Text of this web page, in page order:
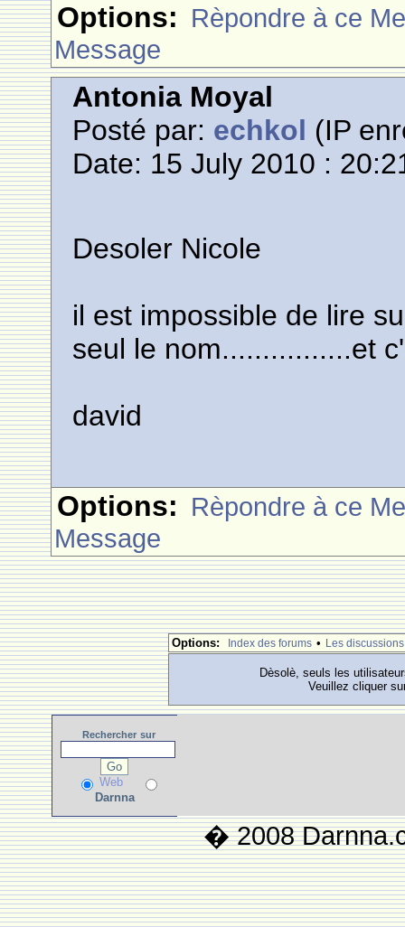
Options: Rèpondre à ce
Message
Antonia Moyal
Posté par: echkol (IP
Date: 15 July 2010 :
Desoler Nicole
il est impossible de lire
seul le nom................et
david
Options: Rèpondre à ce
Message
Options: Index des forums • Les discussions
Dèsolè, seuls les
Veuillez cliquer
Rechercher sur
Web
Darnna
� 2008